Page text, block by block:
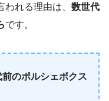
われる理由は、 数世代
です。
のポルシェボクス